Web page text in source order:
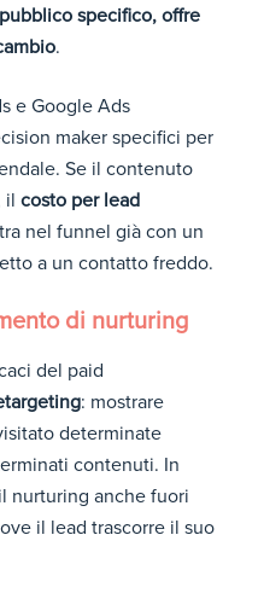
specifico, offre
.
e Google Ads
maker specifici per
Se il contenuto
il costo per lead
nel funnel già con un
a un contatto freddo.
di nurturing
del paid
: mostrare
determinate
contenuti. In
nurturing anche fuori
il lead trascorre il suo